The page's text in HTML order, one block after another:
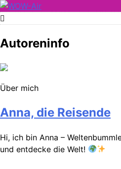
Skip
to
WOW-Air
Autoreninfo
Über mich
Anna, die Reisende
Hi, ich bin Anna –
und entdecke die Welt!